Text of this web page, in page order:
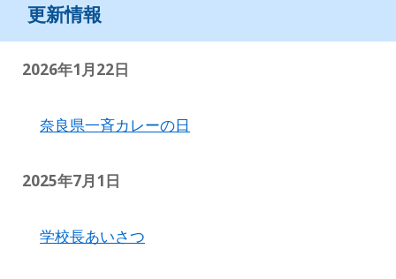
更新情報
2026年1月22日
奈良県一斉カレーの日
2025年7月1日
学校長あいさつ